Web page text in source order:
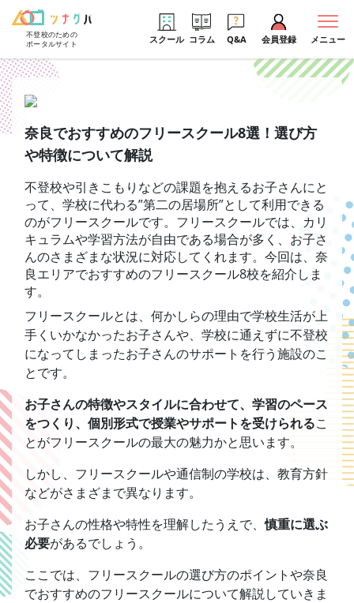
不登校のための
ポータルサイト
スクール コラム Q&A 会員登録 メニュー
奈良でおすすめのフリースクール8選！選び方
や特徴について解説
不登校や引きこもりなどの課題を抱えるお子さんにと
って、学校に代わる”第二の居場所”として利用できる
のがフリースクールです。フリースクールでは、カリ
キュラムや学習方法が自由である場合が多く、お子さ
んのさまざまな状況に対応してくれます。今回は、奈
良エリアでおすすめのフリースクール8校を紹介しま
す。
フリースクールとは、何かしらの理由で学校生活が上
手くいかなかったお子さんや、学校に通えずに不登校
になってしまったお子さんのサポートを行う施設のこ
とです。
お子さんの特徴やスタイルに合わせて、学習のペース
をつくり、個別形式で授業やサポートを受けられるこ
とがフリースクールの最大の魅力かと思います。
しかし、フリースクールや通信制の学校は、教育方針
などがさまざまで異なります。
お子さんの性格や特性を理解したうえで、慎重に選ぶ
必要があるでしょう。
ここでは、フリースクールの選び方のポイントや奈良
でおすすめのフリースクールについて解説していきま